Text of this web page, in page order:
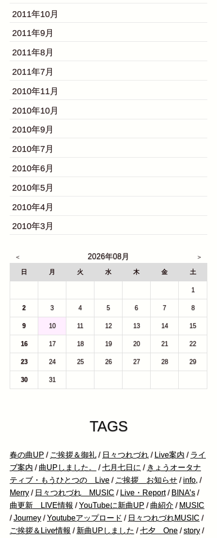
2011年10月
2011年9月
2011年8月
2011年7月
2010年11月
2010年10月
2010年9月
2010年7月
2010年6月
2010年5月
2010年4月
2010年3月
2026年08月
日 月 火 水 木 金 土
1
2 3 4 5 6 7 8
9 10 11 12 13 14 15
16 17 18 19 20 21 22
23 24 25 26 27 28 29
30 31
TAGS
春の曲UP / ご挨拶＆御礼 / 日々つれづれ / Live案内 / ライ
ブ案内 / 曲UPしました。 /七月七日に / きょうオータナ
ティブ・もうひとつの Live / ご挨拶 お知らせ / info, /
Merry / 日々つれづれ MUSIC / Live・Report / BINA’s /
曲更新 LIVE情報 /YouTubeに新曲UP / 曲紹介 / MUSIC
/Journey /Youtubeアップロード / 日々つれづれMUSIC /
ご挨拶＆Live情報 / 新曲UPしました /七夕 One /story /